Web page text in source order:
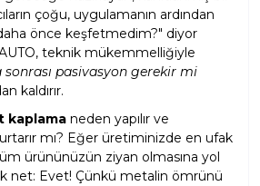
çoğu, uygulamanın ardından
önce keşfetmedim?" diyor
teknik mükemmelliğiyle
pasivasyon gerekir mi
kaldırır.
kaplama neden yapılır ve
mı? Eğer üretiminizde en ufak
ürününüzün ziyan olmasına yol
net: Evet! Çünkü metalin ömrünü